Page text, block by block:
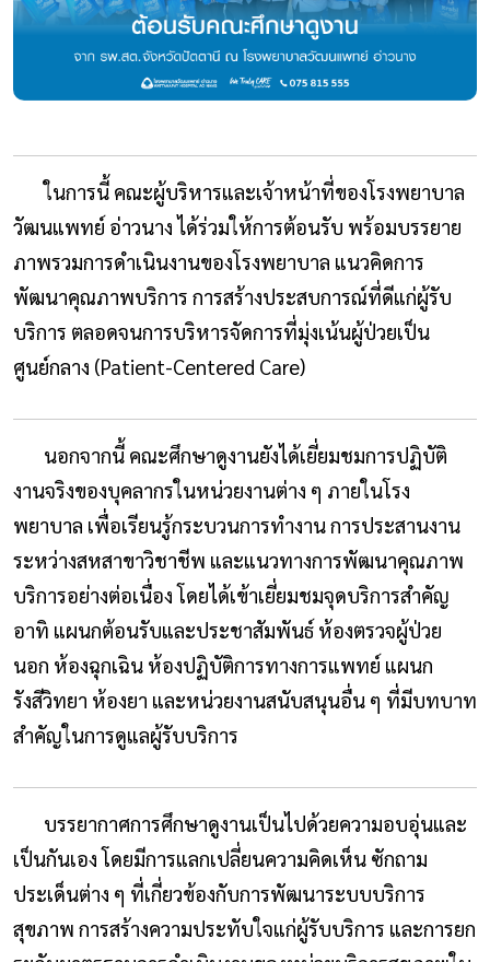
ในการนี้ คณะผู้บริหารและเจ้าหน้าที่ของโรงพยาบาล
วัฒนแพทย์ อ่าวนาง ได้ร่วมให้การต้อนรับ พร้อมบรรยาย
ภาพรวมการดำเนินงานของโรงพยาบาล แนวคิดการ
พัฒนาคุณภาพบริการ การสร้างประสบการณ์ที่ดีแก่ผู้รับ
บริการ ตลอดจนการบริหารจัดการที่มุ่งเน้นผู้ป่วยเป็น
ศูนย์กลาง (Patient-Centered Care)
นอกจากนี้ คณะศึกษาดูงานยังได้เยี่ยมชมการปฏิบัติ
งานจริงของบุคลากรในหน่วยงานต่าง ๆ ภายในโรง
พยาบาล เพื่อเรียนรู้กระบวนการทำงาน การประสานงาน
ระหว่างสหสาขาวิชาชีพ และแนวทางการพัฒนาคุณภาพ
บริการอย่างต่อเนื่อง โดยได้เข้าเยี่ยมชมจุดบริการสำคัญ
อาทิ แผนกต้อนรับและประชาสัมพันธ์ ห้องตรวจผู้ป่วย
นอก ห้องฉุกเฉิน ห้องปฏิบัติการทางการแพทย์ แผนก
รังสีวิทยา ห้องยา และหน่วยงานสนับสนุนอื่น ๆ ที่มีบทบาท
สำคัญในการดูแลผู้รับบริการ
บรรยากาศการศึกษาดูงานเป็นไปด้วยความอบอุ่นและ
เป็นกันเอง โดยมีการแลกเปลี่ยนความคิดเห็น ซักถาม
ประเด็นต่าง ๆ ที่เกี่ยวข้องกับการพัฒนาระบบบริการ
สุขภาพ การสร้างความประทับใจแก่ผู้รับบริการ และการยก